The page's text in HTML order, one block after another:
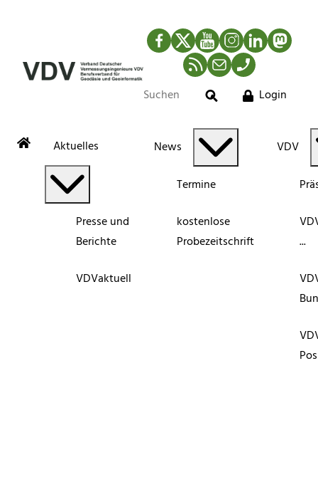
Facebook
TwitterYouTubeInstagram
LinkedIn
RSS-Newsfeed
MailTelefon
Suche
Login
Aktuelles
Presse und
Berichte
VDVaktuell
News
Termine
kostenlose
Probezeitschrift
VDV
...